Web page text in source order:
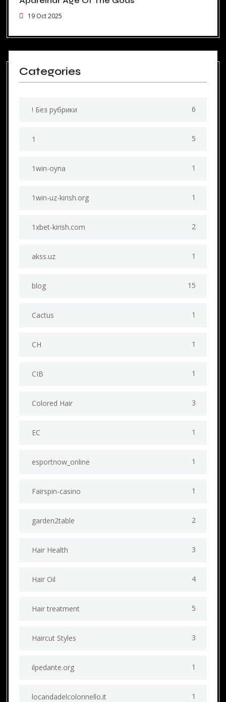
19 Oct 2025
Categories
! Без рубрики 6
1 5
1win-oyna 1
1win-uz-kirish.org 1
1xbet-kirish.com 2
akss.uz 1
blog 15
Cactus 1
CH 1
CIB 1
Colored Hair 3
EC 1
esportnow_online 1
Fairspin-casino 1
garden2table 2
Hair Health 3
Hair Oil 4
Hair treatment 5
Haircut Styles 3
ilpedante.org 1
locandadelcolonnello.it 1